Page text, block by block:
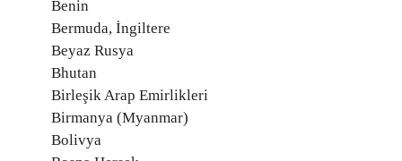
Benin
Bermuda, İngiltere
Beyaz Rusya
Bhutan
Birleşik Arap Emirlikleri
Birmanya (Myanmar)
Bolivya